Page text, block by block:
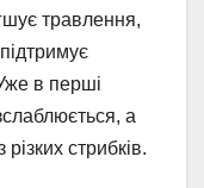
травлення,
в перші
а
стрибків.